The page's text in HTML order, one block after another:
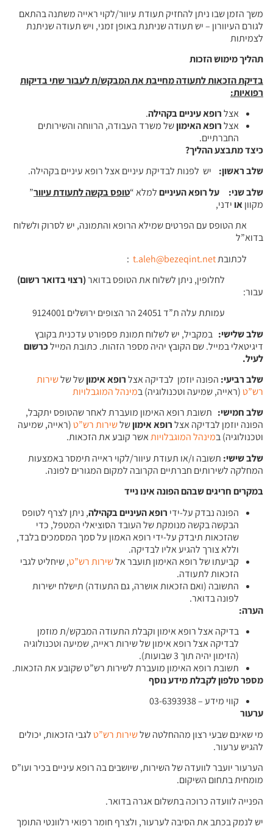
משך הזמן שבו ניתן להחזיק תעודת עיוור/לקוי ראייה משתנה בהתאם
לגורם העיוורון – יש תעודה שניתנת באופן זמני, ויש תעודה שניתנת
לצמיתות
תהליך מימוש הזכות
בדיקת הזכאות לתעודה מחייבת את המבקש/ת לעבור שתי בדיקות
רפואיות:
אצלרופא עיניים בקהילה.
אצלרופא האימוןשל משרד העבודה, הרווחה והשירותים
החברתיים.
כיצד מתבצע ההליך?
שלב ראשון: יש לפנות לבדיקת עיניים אצל רופא עיניים בקהילה.
שלב שני:
על רופא העינייםלמלא “טופס בקשה לתעודת עיוור”
מקווןאוידני,
את הטופס עם הפרטים שמילא הרופא והתמונה, יש לסרוק ולשלוח
בדוא”ל
לכתובתt.aleh@bezeqint.net
:
לחלופין, ניתן לשלוח את הטופס בדואר(רצוי בדואר רשום)
עבור:
עמותת עלה ת”ד 24051 הר הצופים ירושלים 9124001
שלב שלישי: במקביל, יש לשלוח תמונת פספורט עדכנית בקובץ
דיגיטאלי במייל. שם הקובץ יהיה מספר הזהות. כתובת המיילכרשום
לעיל.
שלב רביעי: הפונה יוזמן לבדיקה אצלרופא אימוןשל שלשירות
רש”ט(ראייה, שמיעה וטכנולוגיה) במינהל המוגבלויות
שלב חמישי: תשובת רופא האימון מועברת לאחר שהטופס יתקבל,
הפונה יוזמן לבדיקה אצלרופא אימוןשלשירות רש”ט(ראייה, שמיעה
וטכנולוגיה) במינהל המוגבלויותאשר קובע את הזכאות.
שלב שישי: תשובה ו/או תעודת עיוור/לקוי ראייה תימסר באמצעות
המחלקה לשירותים חברתיים הקרובה למקום המגורים לפונה.
במקרים חריגיםשבהם הפונה אינו נייד
הפונה נבדק על-ידי רופא העיניים בקהילה, ניתן לצרף לטופס
הבקשה בקשה מנומקת של העובד הסוציאלי המטפל, כדי
שהזכאות תיבדק על-ידי רופא האמון על סמך המסמכים בלבד,
וללא צורך להגיע אליו לבדיקה.
קביעתו של רופא האימון תועבר אלשירות רש”ט, שיחליט לגבי
הזכאות לתעודה.
התשובה (ואם הזכאות אושרה, גם התעודה) תישלח ישירות
לפונה בדואר.
הערה:
בדיקה אצל רופא אימון וקבלת התעודה המבקש/ת מוזמן
לבדיקה אצל רופא אימון של שירות ראייה, שמיעה וטכנולוגיה
(הזימון יהיה תוך 3 שבועות).
תשובת רופא האימון מועברת לשירות רש”ט שקובע את הזכאות.
מספר טלפון לקבלת מידע נוסף
קווי מידע – 03-6393938
ערעור
מי שאינם שבעי רצון מההחלטה שלשירות רש”טלגבי הזכאות, יכולים
להגיש ערעור.
הערעור יועבר לוועדה של השירות, שיושבים בה רופא עיניים בכיר ועו”ס
מומחית בתחום השיקום.
הפנייה לוועדה כרוכה בתשלום אגרה בדואר.
יש לנמק בכתב את הסיבה לערעור, ולצרף חומר רפואי רלוונטי התומך